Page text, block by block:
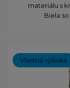
materiálu s
Biela
Vlastná výšivka